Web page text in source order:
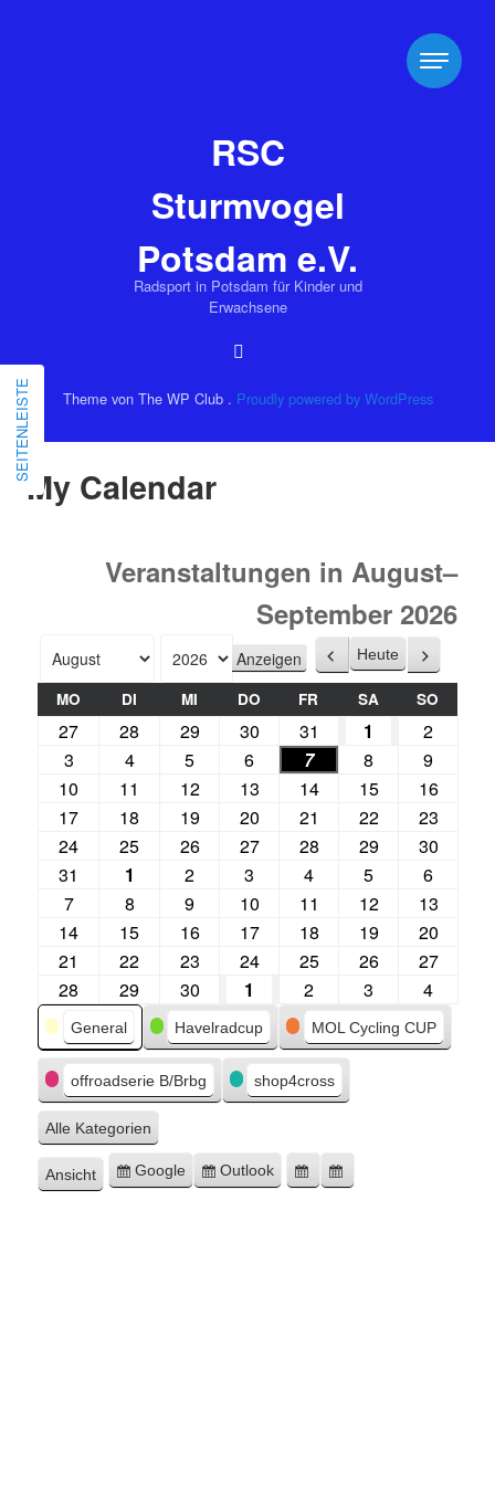
My Calendar
Veranstaltungen in August–
September 2026
Monat
Jahr Zurück
Heute Weiter
MO DI MI DO FR SA SO
27 28 29 30 31 1
2
3
4 5 6 7 8
9
10
11 12 13 14 15
16
17
18 19 20 21 22
23
24
25 26 27 28 29
30
31
1 2 3 4 5
6
7
8 9 10 11 12
13
14
15 16 17 18 19
20
21
22 23 24 25 26
27
28
29 30 1 2 3 4
Kategorien
General Havelradcup MOL Cycling CUP
offroadserie B/Brbg shop4cross
Alle Kategorien
Ansicht ausdrucken
Eintragen
Google
Eintragen
Outlook
Google-
SEITENLEISTE
RSC
Sturmvogel
Potsdam e.V.
Radsport in Potsdam für Kinder und
Erwachsene
Theme von The WP Club . Proudly powered by WordPress